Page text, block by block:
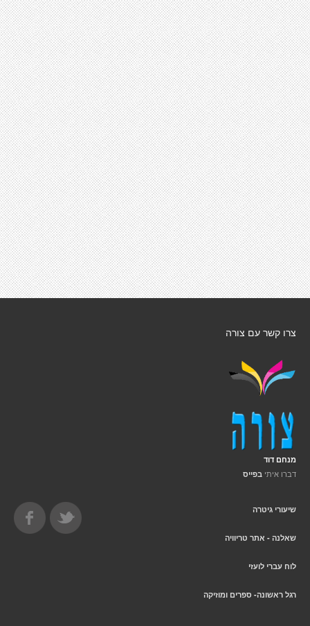
צרו קשר עם צורה
מנחם דוד
דברו איתי בפייס
שיעורי גיטרה
שאלנה - אתר טריוויה
לוח עברי לועזי
רגל ראשונה- ספרים ומוזיקה